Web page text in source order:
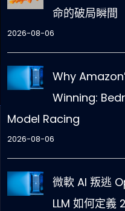
命的破局瞬間
2026-08-06
Why
Winning:
Model Racing
2026-08-06
微軟 AI 叛逃
LLM 如何定義